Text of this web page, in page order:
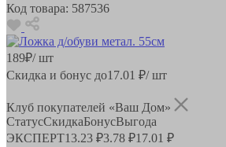
Код товара: 587536
189₽/ шт
Скидка и бонус до17.01 ₽/ шт
Клуб покупателей «Ваш Дом»
СтатусСкидкаБонусВыгода
ЭКСПЕРТ13.23 ₽3.78 ₽17.01 ₽